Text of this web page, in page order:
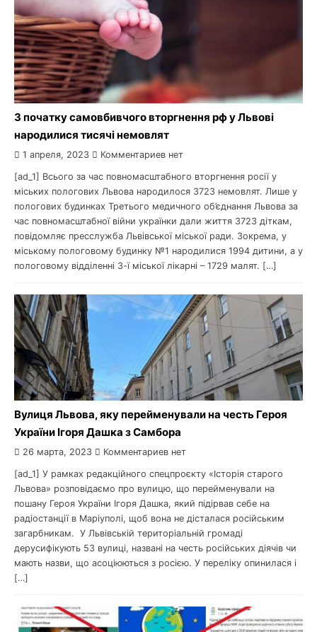
З початку самовбивчого вторгнення рф у Львові
народилися тисячі немовлят
1 апреля, 2023 Комментариев нет
[ad_1] Всього за час повномасштабного вторгнення росії у
міських пологових Львова народилося 3723 немовлят. Лише у
пологових будинках Третього медичного об’єднання Львова за
час повномасштабної війни українки дали життя 3723 діткам,
повідомляє пресслужба Львівської міської ради. Зокрема, у
міському пологовому будинку №1 народилися 1994 дитини, а у
пологовому відділенні 3-ї міської лікарні – 1729 малят. […]
Вулиця Львова, яку перейменували на честь Героя
України Ігоря Дашка з Самбора
26 марта, 2023 Комментариев нет
[ad_1] У рамках редакційного спецпроєкту «Історія старого
Львова» розповідаємо про вулицю, що перейменували на
пошану Героя України Ігоря Дашка, який підірвав себе на
радіостанції в Маріуполі, щоб вона не дісталася російським
загарбникам. У Львівській територіальній громаді
дерусифікують 53 вулиці, названі на честь російських діячів чи
мають назви, що асоціюються з росією. У переліку опинилася і
[…]